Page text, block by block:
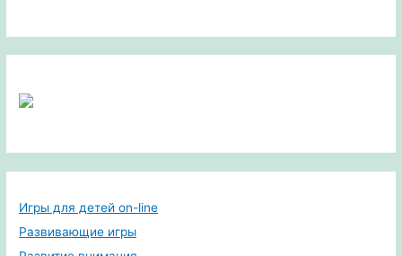
Игры для детей on-line
Развивающие игры